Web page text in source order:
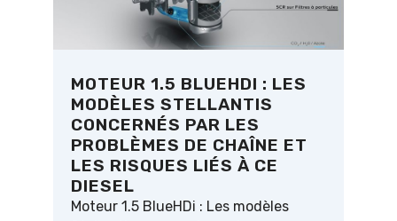
MOTEUR 1.5 BLUEHDI : LES
MODÈLES STELLANTIS
CONCERNÉS PAR LES
PROBLÈMES DE CHAÎNE ET
LES RISQUES LIÉS À CE
DIESEL
Moteur 1.5 BlueHDi : Les modèles